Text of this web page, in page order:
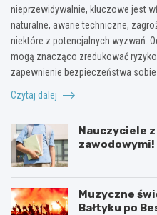
nieprzewidywalnie, kluczowe jest
naturalne, awarie techniczne,
niektóre z potencjalnych wyzwań.
mogą znacząco zredukować
zapewnienie bezpieczeństwa sobie
Czytaj dalej
Nauczyciele z
zawodowymi!
Muzyczne
Bałtyku po